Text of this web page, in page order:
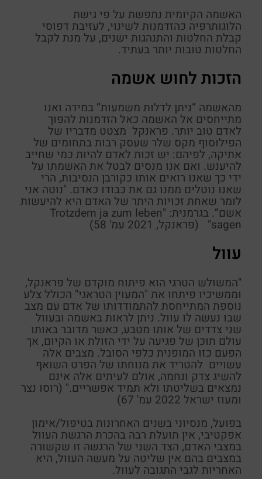
האשמה הקיומית נתפשת על פי גישת
הלוגותרפיה כהזדמנות לשינוי, לעזיבת דפוסי
קבלת החלטות והתנהגות ישנים, על מנת לקבל
החלטות טובות יותר בעתיד.
הזכות לחוש אשמה
מהאשמה “ניתן לדלות משמעות” במידה ואנו
מתייחסים אל האשמה כאל הזדמנות להפוך
לאדם טוב יותר. פראנקל מצטט מדבריו של
הפילוסוף מקס שלר שעסק רבות בתחומים של
אתיקה, לפיהם: יש זכות לאדם להיות כמי שחייב
להיענש. ואם אנו מנסים לבטל את האשמתו על
ידי כך שאנו רואים אותו כקורבן הנסיבות, הרי
שאנו נוטלים ממנו גם את כבודו כאדם. "נוטה אני
לומר שאחת זכויות היתר של האדם היא להיעשות
אשם”. בגרמנית: "
Trotzdem ja zum leben
sagen
"
(פראנקל, 2021 עמ' 58)
עוול
"המשולש הטרגי הוא פיתוח מוקדם של פראנקל,
וממשיכיו פיתחו את "המעוין הטראגי" הכולל צלע
נוספת המתייחסת להתמודדותו של אדם עם מצב
שבו נעשה לו עוול. ניתן לראות באשמה ובעוול
שני צדדים של אותו מטבע, כאשר מדובר באותו
עולם תוכן של פגיעה על ידי הזולת או הקיום, אך
הפעם כזו המופנית כלפי הסובל. מצבים אלה
עשויים להטריד את מנוחתו של הפרט השואף
להשיג צדק ונחמה, אולם לעיתים אלה אינם
נמצאים בשליטתו ולא תמיד אפשריים." (רוסו נצר
ומעוז ישראל 2022 עמ' 67)
בפועל, מנסיוני בשנים האחרונות בטיפול/אימון
אפקטיבי, אין תועלת רבה בהכרת הרגשת העוול
במצבי האדם, הצד השני של הרגשה זו שקשורה
במצבים בהם אין שליטה על מעשה העוול, היא
האחריות לגבי התגובה לעוול.